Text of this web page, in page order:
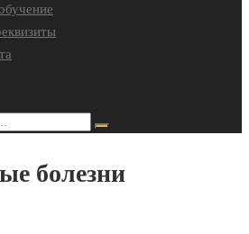
болезни